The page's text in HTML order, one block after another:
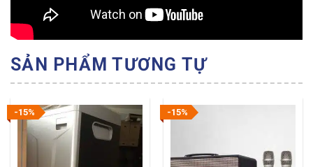
SẢN PHẨM TƯƠNG TỰ
-15% -15%